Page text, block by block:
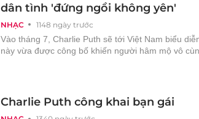
NHẠC 1148 ngày trước
dân tình 'đứng ngồi không yên'
Vào tháng 7, Charlie Puth sẽ tới Việt Nam biểu
này vừa được công bố khiến người hâm mộ vô
Charlie Puth công khai bạn gái